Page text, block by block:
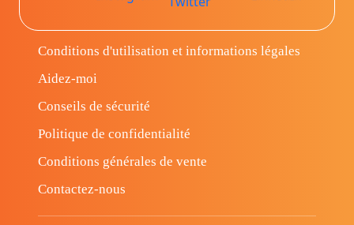
Conditions d'utilisation et informations légales
Aidez-moi
Conseils de sécurité
Politique de confidentialité
Conditions générales de vente
Contactez-nous